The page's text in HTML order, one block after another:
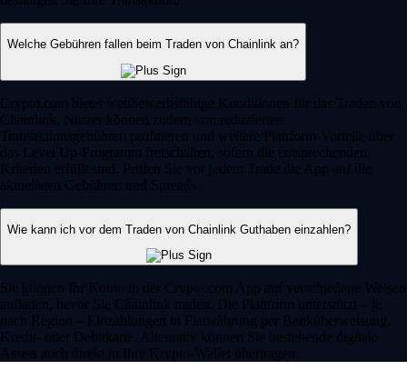
Welche Gebühren fallen beim Traden von Chainlink an?
Crypto.com bietet wettbewerbsfähige Konditionen für das Traden von
Chainlink. Nutzer können zudem von reduzierten
Transaktionsgebühren profitieren und weitere Plattform-Vorteile über
das Level Up-Programm freischalten, sofern die entsprechenden
Kriterien erfüllt sind. Prüfen Sie vor jedem Trade die App auf die
aktuellsten Gebühren und Spreads.
Wie kann ich vor dem Traden von Chainlink Guthaben einzahlen?
Sie können Ihr Konto in der Crypto.com App auf verschiedene Weisen
aufladen, bevor Sie Chainlink traden. Die Plattform unterstützt – je
nach Region – Einzahlungen in Fiatwährung per Banküberweisung,
Kredit- oder Debitkarte. Alternativ können Sie bestehende digitale
Assets auch direkt in Ihre Krypto-Wallet übertragen.